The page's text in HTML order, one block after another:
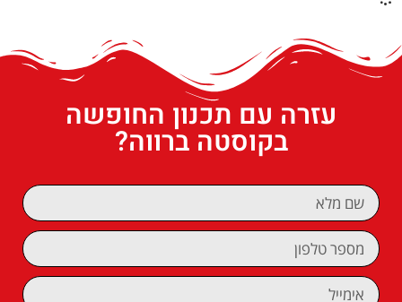
עזרה עם תכנון החופשה
בקוסטה ברווה?